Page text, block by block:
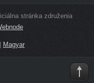
stránka združenia
| Magyar